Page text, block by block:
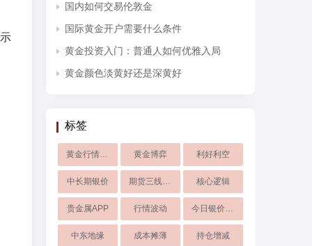
国内如何交易伦敦金
国际黄金开户需要什么条件
黄金投资入门：普通人如何优雅入局
黄金颜色淡黄好还是深黄好
标签
黄金行情大涨 黄金博弈 利好利空
中长期银价 期货三线战法 核心逻辑
贵金属APP 行情波动 今日银价走势
中东地缘 成本摊薄 持仓增减